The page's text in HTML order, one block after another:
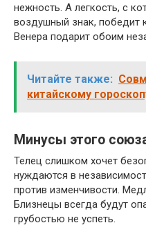
нежность. А легкость, с
воздушный знак, победит
Венера подарит обоим
Читайте также:
китайскому
Минусы этого
Телец слишком хочет
нуждаются в
против изменчивости.
Близнецы всегда будут
грубостью не успеть.